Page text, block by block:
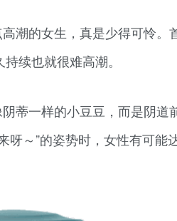
潮的女生，真是少得可怜。
续也就很难高潮。
蒂一样的小豆豆，而是阴
呀～”的姿势时，女性有可能